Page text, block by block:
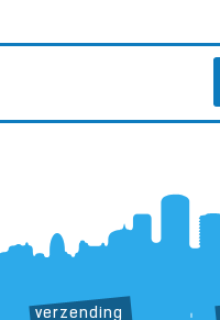
verzending